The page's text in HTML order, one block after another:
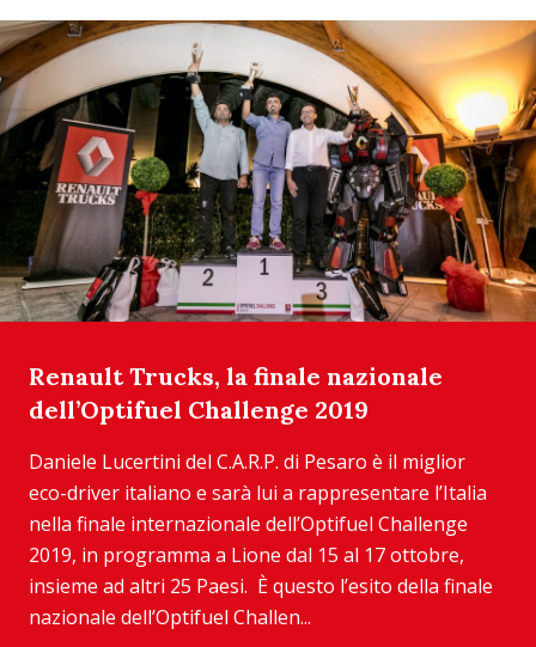
Renault Trucks, la finale nazionale
dell’Optifuel Challenge 2019
Daniele Lucertini del C.A.R.P. di Pesaro è il miglior
eco-driver italiano e sarà lui a rappresentare l’Italia
nella finale internazionale dell’Optifuel Challenge
2019, in programma a Lione dal 15 al 17 ottobre,
insieme ad altri 25 Paesi. È questo l’esito della finale
nazionale dell’Optifuel Challen...